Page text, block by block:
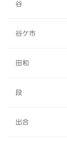
谷
谷ケ市
田和
段
出合